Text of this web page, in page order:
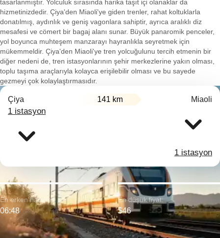
tasarlanmıştır. Yolculuk sırasında harika taşıt içi olanaklar da
hizmetinizdedir. Çiya'den Miaoli'ye giden trenler, rahat koltuklarla
donatılmış, aydınlık ve geniş vagonlara sahiptir, ayrıca aralıklı diz
mesafesi ve cömert bir bagaj alanı sunar. Büyük panaromik penceler,
yol boyunca muhteşem manzarayı hayranlıkla seyretmek için
mükemmeldir. Çiya'den Miaoli'ye tren yolcuğulunu tercih etmenin bir
diğer nedeni de, tren istasyonlarının şehir merkezlerine yakın olması,
toplu taşıma araçlarıyla kolayca erişilebilir olması ve bu sayede
gezmeyi çok kolaylaştırmasıdır.
Çiya 141 km Miaoli
1 istasyon
1 istasyon
En erken hareket:
06:48
En düşük fiyat:
$46